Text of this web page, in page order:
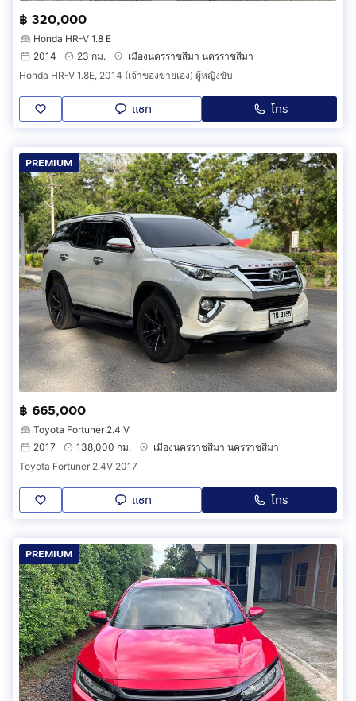
฿ 320,000
Honda HR-V 1.8 E
2014
23 กม.
เมืองนครราชสีมา นครราชสีมา
Honda HR-V 1.8E, 2014 (เจ้าของขายเอง) ผู้หญิงขับ
แชท โทร
PREMIUM
฿ 665,000
Toyota Fortuner 2.4 V
2017
138,000 กม.
เมืองนครราชสีมา นครราชสีมา
Toyota Fortuner 2.4V 2017
แชท โทร
PREMIUM